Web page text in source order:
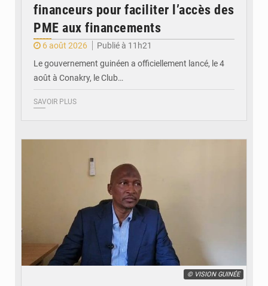
financeurs pour faciliter l’accès des
PME aux financements
6 août 2026
Publié à 11h21
Le gouvernement guinéen a officiellement lancé, le 4
août à Conakry, le Club…
SAVOIR PLUS
© VISION GUINÉE